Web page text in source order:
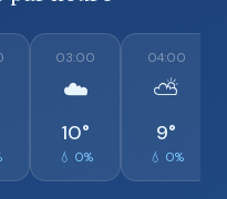
03:00
☁️
10°
💧 0%
04:00
⛅
9°
💧 0%